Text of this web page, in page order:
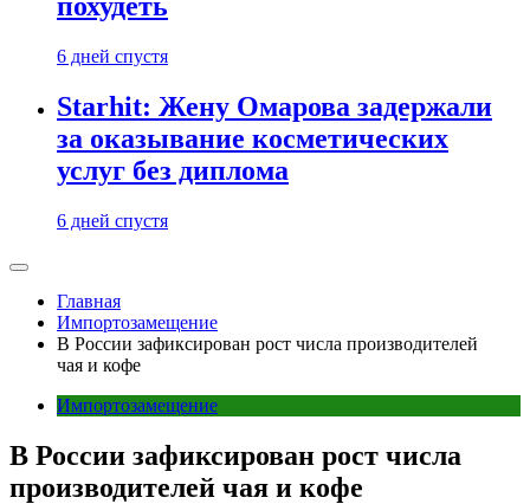
похудеть
6 дней спустя
Starhit: Жену Омарова задержали
за оказывание косметических
услуг без диплома
6 дней спустя
Главная
Импортозамещение
В России зафиксирован рост числа производителей
чая и кофе
Импортозамещение
В России зафиксирован рост числа
производителей чая и кофе